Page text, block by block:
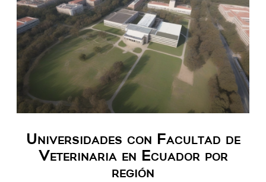
Universidades con Facultad de
Veterinaria en Ecuador por
región